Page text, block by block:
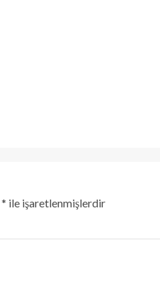
* ile işaretlenmişlerdir